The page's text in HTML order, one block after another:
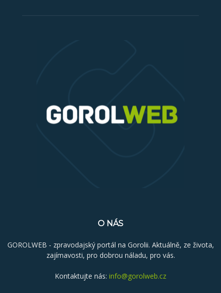
O NÁS
GOROLWEB - zpravodajský portál na Gorolii. Aktuálně, ze života,
zajímavosti, pro dobrou náladu, pro vás.
Kontaktujte nás: info@gorolweb.cz